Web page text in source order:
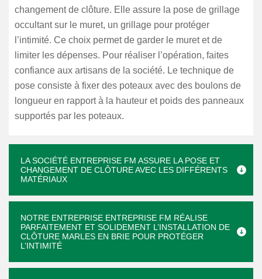
changement de clôture. Elle assure la pose de grillage
occultant sur le muret, un grillage pour protéger
l’intimité. Ce choix permet de garder le muret et de
limiter les dépenses. Pour réaliser l’opération, faites
confiance aux artisans de la société. Le technique de
pose consiste à fixer des poteaux avec des boulons de
longueur en rapport à la hauteur et poids des panneaux
supportés par les poteaux.
LA SOCIÉTÉ ENTREPRISE FM ASSURE LA POSE ET
CHANGEMENT DE CLÔTURE AVEC LES DIFFÉRENTS
MATÉRIAUX
NOTRE ENTREPRISE ENTREPRISE FM RÉALISE
PARFAITEMENT ET SOLIDEMENT L’INSTALLATION DE
CLÔTURE MARLES EN BRIE POUR PROTÉGER
L’INTIMITÉ